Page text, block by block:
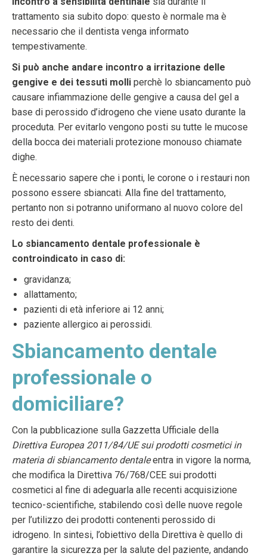
trattamento sia subito dopo: questo è normale ma è
necessario che il dentista venga informato
tempestivamente.
Si può anche andare incontro a irritazione delle
gengive e dei tessuti molli perchè lo sbiancamento può
causare infiammazione delle gengive a causa del gel a
base di perossido d’idrogeno che viene usato durante la
proceduta. Per evitarlo vengono posti su tutte le mucose
della bocca dei materiali protezione monouso chiamate
dighe.
È necessario sapere che i ponti, le corone o i restauri non
possono essere sbiancati. Alla fine del trattamento,
pertanto non si potranno uniformano al nuovo colore del
resto dei denti.
Lo sbiancamento dentale professionale è
controindicato in caso di:
gravidanza;
allattamento;
pazienti di età inferiore ai 12 anni;
paziente allergico ai perossidi.
Sbiancamento dentale
professionale o
domiciliare?
Con la pubblicazione sulla Gazzetta Ufficiale della
Direttiva Europea 2011/84/UE sui prodotti cosmetici in
materia di sbiancamento dentaleentra in vigore la norma,
che modifica la Direttiva 76/768/CEE sui prodotti
cosmetici al fine di adeguarla alle recenti acquisizione
tecnico-scientifiche, stabilendo così delle nuove regole
per l’utilizzo dei prodotti contenenti perossido di
idrogeno. In sintesi, l’obiettivo della Direttiva è quello di
garantire la sicurezza per la salute del paziente, andando